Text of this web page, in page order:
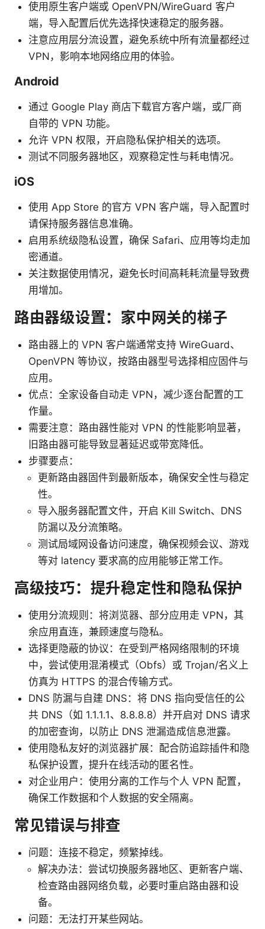
使用原生客户端或 OpenVPN/WireGuard 客户
端，导入配置后优先选择快速稳定的服务器。
注意应用层分流设置，避免系统中所有流量都经过
VPN，影响本地网络应用的体验。
Android
通过 Google Play 商店下载官方客户端，或厂商
自带的 VPN 功能。
允许 VPN 权限，开启隐私保护相关的选项。
测试不同服务器地区，观察稳定性与耗电情况。
iOS
使用 App Store 的官方 VPN 客户端，导入配置时
请保持服务器信息准确。
启用系统级隐私设置，确保 Safari、应用等均走加
密通道。
关注数据使用情况，避免长时间高耗耗流量导致费
用增加。
路由器级设置：家中网关的梯子
路由器上的 VPN 客户端通常支持 WireGuard、
OpenVPN 等协议，按路由器型号选择相应固件与
应用。
优点：全家设备自动走 VPN，减少逐台配置的工
作量。
需要注意：路由器性能对 VPN 的性能影响显著，
旧路由器可能导致显著延迟或带宽降低。
步骤要点：
更新路由器固件到最新版本，确保安全性与稳定
性。
导入服务器配置文件，开启 Kill Switch、DNS
防漏以及分流策略。
测试局域网设备访问速度，确保视频会议、游戏
等对 latency 要求高的应用能够正常工作。
高级技巧：提升稳定性和隐私保护
使用分流规则：将浏览器、部分应用走 VPN，其
余应用直连，兼顾速度与隐私。
选择更隐蔽的协议：在受到严格网络限制的环境
中，尝试使用混淆模式（Obfs）或 Trojan/名义上
仿真为 HTTPS 的混合传输方式。
DNS 防漏与自建 DNS：将 DNS 指向受信任的公
共 DNS（如 1.1.1.1、8.8.8.8）并开启对 DNS 请求
的加密查询，以防止 DNS 泄漏造成信息泄露。
使用隐私友好的浏览器扩展：配合防追踪插件和隐
私保护设置，提升在线活动的匿名性。
对企业用户：使用分离的工作与个人 VPN 配置，
确保工作数据和个人数据的安全隔离。
常见错误与排查
问题：连接不稳定，频繁掉线。
解决办法：尝试切换服务器地区、更新客户端、
检查路由器网络负载，必要时重启路由器和设
备。
问题：无法打开某些网站。